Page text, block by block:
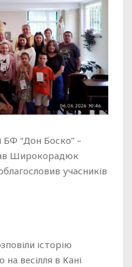
БФ “Дон Боско” –
Широкорадюк
учасників
історію
весілля в Кані